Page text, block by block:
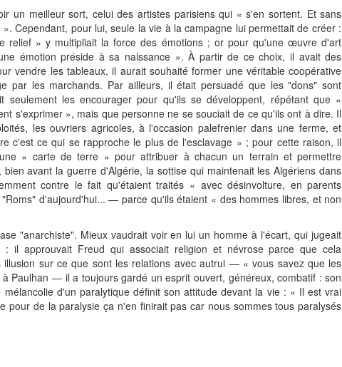
un meilleur sort, celui des artistes parisiens qui « s'en sortent. Et sans
Cependant, pour lui, seule la vie à la campagne lui permettait de créer :
relief » y multipliait la force des émotions ; or pour qu'une œuvre d'art
émotion préside à sa naissance ». À partir de ce choix, il avait des
vendre les tableaux, il aurait souhaité former une véritable coopérative
par les marchands. Par ailleurs, il était persuadé que les "dons" sont
seulement les encourager pour qu'ils se développent, répétant que «
s'exprimer », mais que personne ne se souciait de ce qu'ils ont à dire. Il
les ouvriers agricoles, à l'occasion palefrenier dans une ferme, et
c'est ce qui se rapproche le plus de l'esclavage » ; pour cette raison, il
« carte de terre » pour attribuer à chacun un terrain et permettre
avant la guerre d'Algérie, la sottise qui maintenait les Algériens dans
contre le fait qu'étaient traités « avec désinvolture, en parents
d'aujourd'hui... — parce qu'ils étaient « des hommes libres, et non
"anarchiste". Mieux vaudrait voir en lui un homme à l'écart, qui jugeait
: il approuvait Freud qui associait religion et névrose parce que cela
illusion sur ce que sont les relations avec autrui — « vous savez que les
Paulhan — il a toujours gardé un esprit ouvert, généreux, combatif : son
d'un paralytique définit son attitude devant la vie : « Il est vrai
pour de la paralysie ça n'en finirait pas car nous sommes tous paralysés